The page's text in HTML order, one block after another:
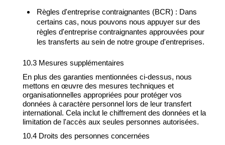
Règles d'entreprise contraignantes (BCR) : Dans
certains cas, nous pouvons nous appuyer sur des
règles d'entreprise contraignantes approuvées pour
les transferts au sein de notre groupe d'entreprises.
10.3 Mesures supplémentaires
En plus des garanties mentionnées ci-dessus, nous
mettons en œuvre des mesures techniques et
organisationnelles appropriées pour protéger vos
données à caractère personnel lors de leur transfert
international. Cela inclut le chiffrement des données et la
limitation de l'accès aux seules personnes autorisées.
10.4 Droits des personnes concernées